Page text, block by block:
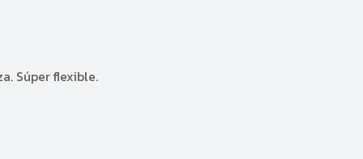
Súper flexible.